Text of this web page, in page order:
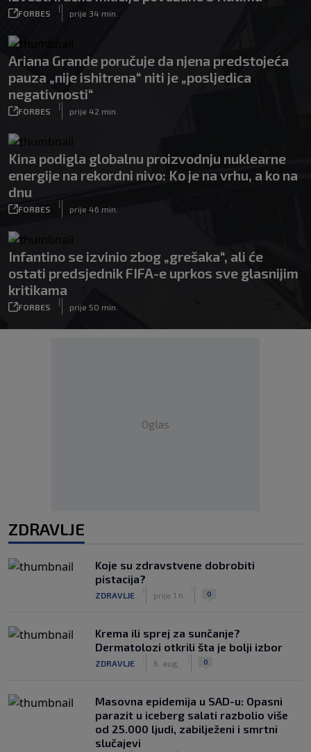
FORBES
|
prije 34 min.
Ariana Grande poručuje da njena predstojeća
pauza „nije ishitrena“ niti je „posljedica
negativnosti“
FORBES
|
prije 42 min.
Kina podigla globalnu proizvodnju nuklearne
energije na rekordni nivo: Ko je na vrhu, a ko na
dnu
FORBES
|
prije 46 min.
Infantino se izvinio zbog „grešaka“, ali će
ostati predsjednik FIFA-e uprkos sve glasnijim
kritikama
FORBES
|
prije 50 min.
Oglas
ZDRAVLJE
Koje su zdravstvene dobrobiti
pistacija?
ZDRAVLJE prije 1 h 0
Krema ili sprej za sunčanje?
Dermatolozi otkrili šta je bolji izbor
ZDRAVLJE 6. aug. 0
Masovna epidemija u SAD-u: Opasni
parazit u iceberg salati razbolio više
od 25.000 ljudi, zabilježeni i smrtni
slučajevi